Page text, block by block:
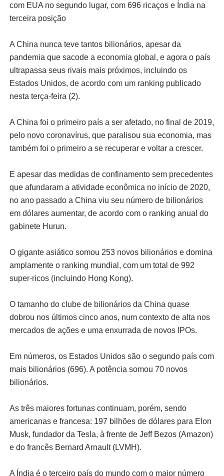
com EUA no segundo lugar, com 696 ricaços e Índia na
terceira posição
A China nunca teve tantos bilionários, apesar da
pandemia que sacode a economia global, e agora o país
ultrapassa seus rivais mais próximos, incluindo os
Estados Unidos, de acordo com um ranking publicado
nesta terça-feira (2).
A China foi o primeiro país a ser afetado, no final de 2019,
pelo novo coronavírus, que paralisou sua economia, mas
também foi o primeiro a se recuperar e voltar a crescer.
E apesar das medidas de confinamento sem precedentes
que afundaram a atividade econômica no início de 2020,
no ano passado a China viu seu número de bilionários
em dólares aumentar, de acordo com o ranking anual do
gabinete Hurun.
O gigante asiático somou 253 novos bilionários e domina
amplamente o ranking mundial, com um total de 992
super-ricos (incluindo Hong Kong).
O tamanho do clube de bilionários da China quase
dobrou nos últimos cinco anos, num contexto de alta nos
mercados de ações e uma enxurrada de novos IPOs.
Em números, os Estados Unidos são o segundo país com
mais bilionários (696). A potência somou 70 novos
bilionários.
As três maiores fortunas continuam, porém, sendo
americanas e francesa: 197 bilhões de dólares para Elon
Musk, fundador da Tesla, à frente de Jeff Bezos (Amazon)
e do francês Bernard Arnault (LVMH).
A Índia é o terceiro país do mundo com o maior número